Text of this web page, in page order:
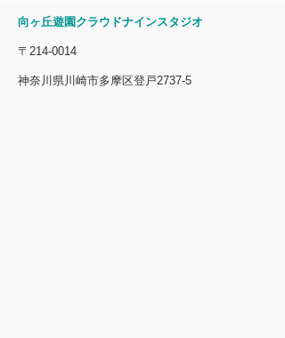
​向ヶ丘遊園クラウドナインスタジオ
〒214-0014
神奈川県川崎市多摩区登戸2737-5